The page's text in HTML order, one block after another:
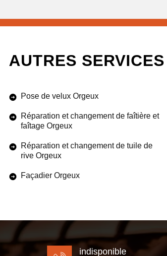
AUTRES SERVICES
Pose de velux Orgeux
Réparation et changement de faîtière et
faîtage Orgeux
Réparation et changement de tuile de
rive Orgeux
Façadier Orgeux
indisponible